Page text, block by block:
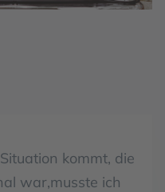
kommt, die
war,musste ich